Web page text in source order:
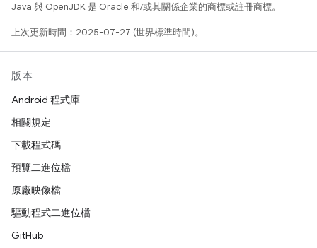
Java 與 OpenJDK 是 Oracle 和/或其關係企業的商標或註冊商標。
上次更新時間：2025-07-27 (世界標準時間)。
版本
Android 程式庫
相關規定
下載程式碼
預覽二進位檔
原廠映像檔
驅動程式二進位檔
GitHub